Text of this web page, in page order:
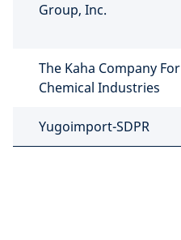
Group, Inc.
The Kaha Company For
Chemical Industries
Yugoimport-SDPR